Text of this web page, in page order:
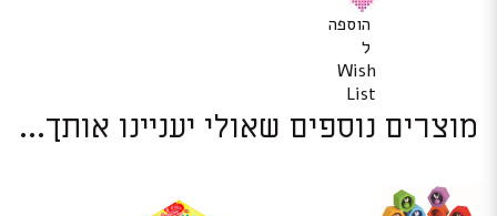
הוספה
ל
Wish
List
מוצרים נוספים שאולי יעניינו אותך...